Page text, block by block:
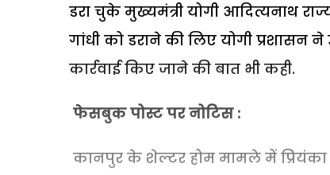
डरा चुके मुख्यमंत्री योगी आदित्यनाथ
गांधी को डराने की लिए योगी
कार्रवाई किए जाने की बात भी कही.
फेसबुक पोस्ट पर नोटिस :
कानपुर के शेल्टर होम मामले में प्रियंका